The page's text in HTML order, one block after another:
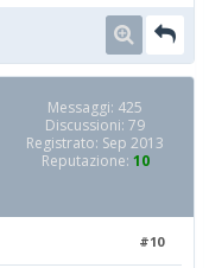
Messaggi: 425
Discussioni: 79
Registrato: Sep 2013
Reputazione: 10
#10